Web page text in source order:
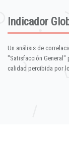
Indicador
Un análisis de
"Satisfacción General"
calidad percibida por